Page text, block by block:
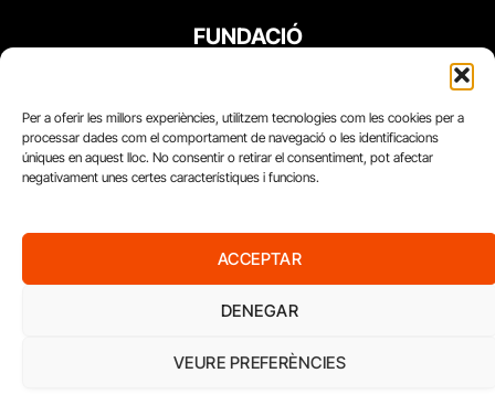
Per a oferir les millors experiències, utilitzem tecnologies com les cookies per a
processar dades com el comportament de navegació o les identificacions
úniques en aquest lloc. No consentir o retirar el consentiment, pot afectar
negativament unes certes característiques i funcions.
ACCEPTAR
DENEGAR
VEURE PREFERÈNCIES
FUNDACIÓ